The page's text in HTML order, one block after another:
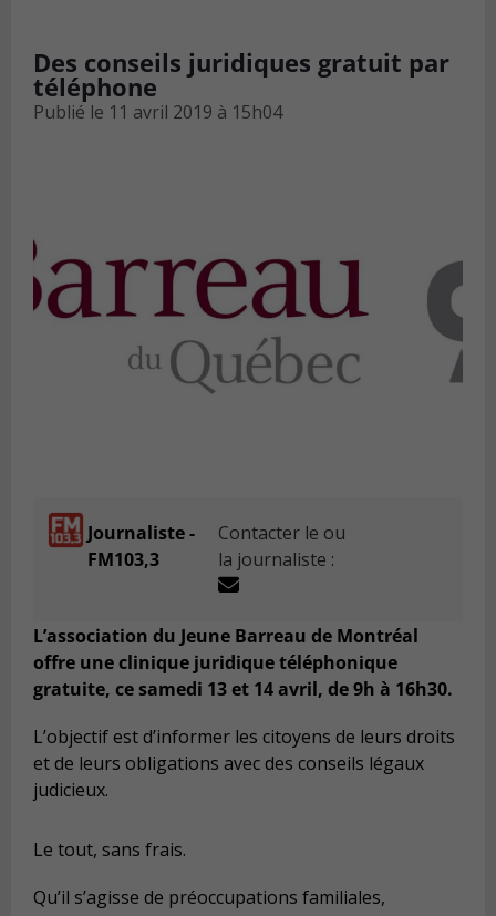
Des conseils juridiques gratuit par
téléphone
Publié le 11 avril 2019 à 15h04
Journaliste -
FM103,3
Contacter le ou
la journaliste :
L’association du Jeune Barreau de Montréal
offre une clinique juridique téléphonique
gratuite, ce samedi 13 et 14 avril, de 9h à 16h30.
L’objectif est d’informer les citoyens de leurs droits
et de leurs obligations avec des conseils légaux
judicieux.
Le tout, sans frais.
Qu’il s’agisse de préoccupations familiales,